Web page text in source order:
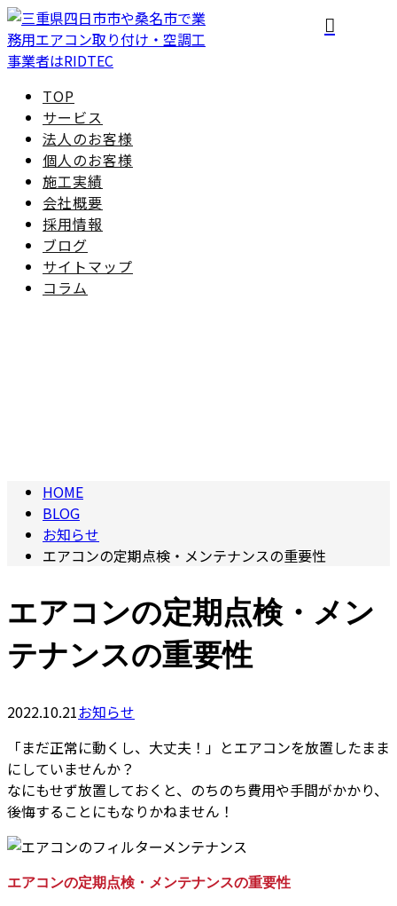
TOP
サービス
法人のお客様
個人のお客様
施工実績
会社概要
採用情報
ブログ
サイトマップ
コラム
HOME
BLOG
お知らせ
エアコンの定期点検・メンテナンスの重要性
エアコンの定期点検・メン
テナンスの重要性
2022.10.21お知らせ
「まだ正常に動くし、大丈夫！」とエアコンを放置したまま
にしていませんか？
なにもせず放置しておくと、のちのち費用や手間がかかり、
後悔することにもなりかねません！
エアコンの定期点検・メンテナンスの重要性